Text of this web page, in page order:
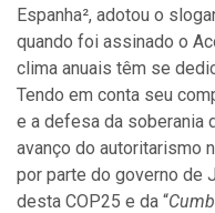
Espanha², adotou o
quando foi assinado o
clima anuais têm se
Tendo em conta seu
e a defesa da soberania
avanço do autoritarismo
por parte do governo de
desta COP25 e da “